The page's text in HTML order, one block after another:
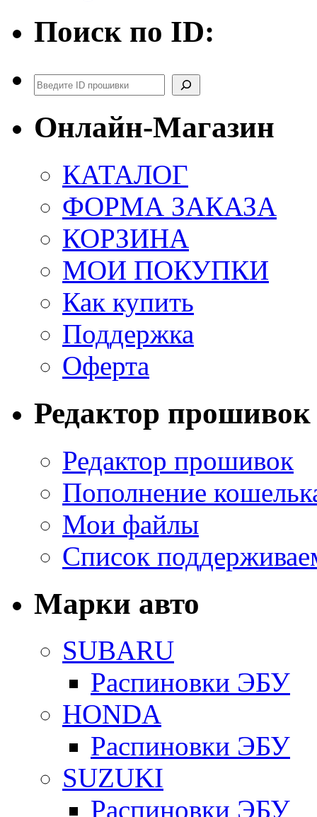
Поиск по ID:
Поиск
Онлайн-Магазин
КАТАЛОГ
ФОРМА ЗАКАЗА
КОРЗИНА
МОИ ПОКУПКИ
Как купить
Поддержка
Оферта
Редактор прошивок
Редактор прошивок
Пополнение
Мои файлы
Список
Марки авто
SUBARU
Распиновки ЭБУ
HONDA
Распиновки ЭБУ
SUZUKI
Распиновки ЭБУ